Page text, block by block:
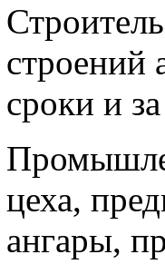
строений
сроки и
цеха,
ангары,